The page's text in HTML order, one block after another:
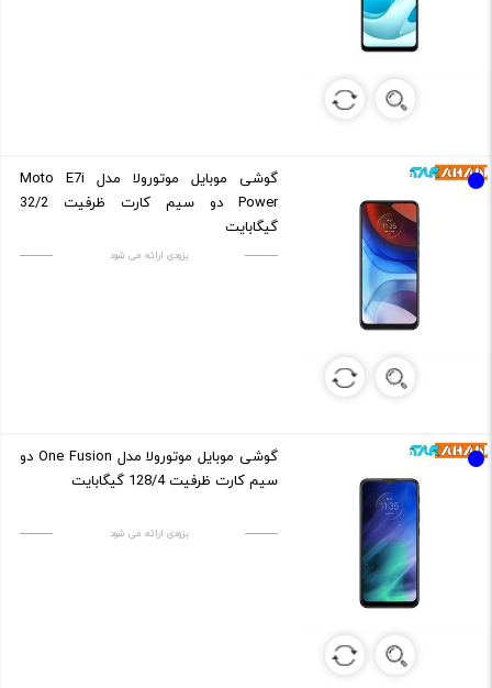
گوشی موبایل موتورولا مدل Moto E7i
Power دو سیم کارت ظرفیت 32/2
گیگابایت
بزودی ارائه می شود
گوشی موبایل موتورولا مدل One Fusion دو
سیم کارت ظرفیت 128/4 گیگابایت
بزودی ارائه می شود